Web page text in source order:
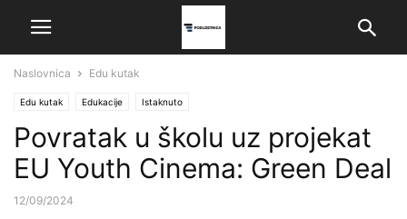
Naslovnica Edu kutak
Edu kutak Edukacije Istaknuto
Povratak u školu uz projekat
EU Youth Cinema: Green Deal
12/09/2024